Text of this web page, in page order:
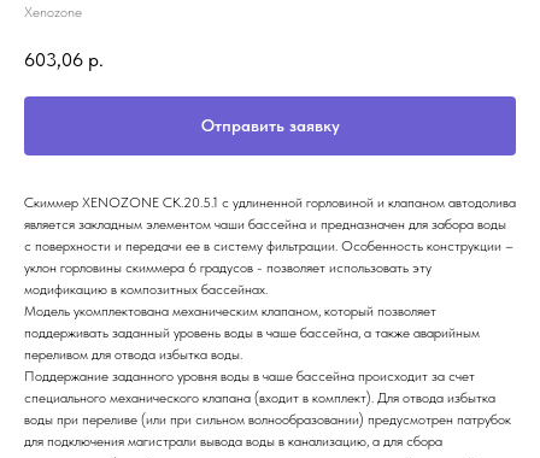
Xenozone
603,06 р.
Отправить заявку
Скиммер XENOZONE СК.20.5.1 с удлиненной горловиной и клапаном автодолива
является закладным элементом чаши бассейна и предназначен для забора воды
с поверхности и передачи ее в систему фильтрации. Особенность конструкции –
уклон горловины скиммера 6 градусов - позволяет использовать эту
модификацию в композитных бассейнах.
Модель укомплектована механическим клапаном, который позволяет
поддерживать заданный уровень воды в чаше бассейна, а также аварийным
переливом для отвода избытка воды.
Поддержание заданного уровня воды в чаше бассейна происходит за счет
специального механического клапана (входит в комплект). Для отвода избытка
воды при переливе (или при сильном волнообразовании) предусмотрен патрубок
для подключения магистрали вывода воды в канализацию, а для сбора